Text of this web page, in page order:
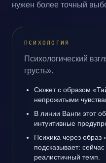
нужен более точный
ПСИХОЛОГИЯ
Психологический
грусть».
Сюжет с образом
непрожитыми
В линии Ванги этот
интуитивные
Психика через образ
подсказывает:
реалистичный темп.